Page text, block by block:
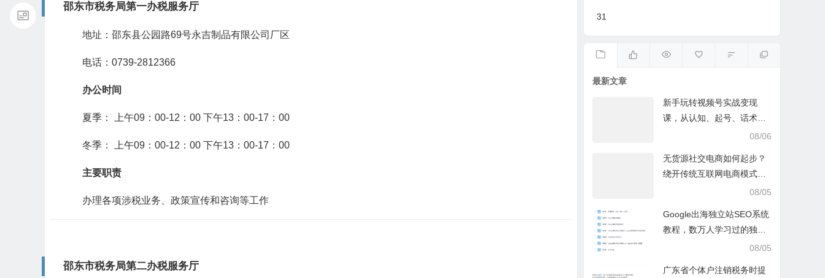
邵东市税务局第一办税服务厅
地址：邵东县公园路69号永吉制品有限公司厂区
电话：0739-2812366
办公时间
夏季： 上午09：00-12：00 下午13：00-17：00
冬季： 上午09：00-12：00 下午13：00-17：00
主要职责
办理各项涉税业务、政策宣传和咨询等工作
邵东市税务局第二办税服务厅
31
最新文章
新手玩转视频号实战变现
课，从认知、起号、话术、
选品、开播到投放的全链路
08/06
无货源社交电商如何起步？
绕开传统互联网电商模式撒
豆成兵，实现跨平台交易实
08/05
Google出海独立站SEO系统
教程，数万人学习过的独立
08/05
广东省个体户注销税务时提